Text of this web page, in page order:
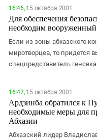
Российская Федерация
Ростовская область
СКФО
Ставропольский край
Южная Осетия
Южный Кавказ
ЮФО
16:46,15 октября 2001
Для обеспечения
необходим
Если из зоны абхазского
миротворцев, то придется
спецпредставитель
16:42,15 октября 2001
Ардзинба обратился к
необходимые меры для
Абхазии
Абхазский лидер